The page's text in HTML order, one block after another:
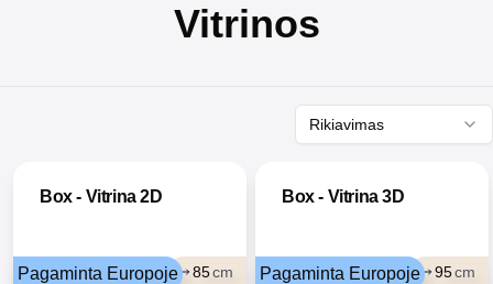
Vitrinos
Rikiavimas
Box - Vitrina 2D
85cm
Pagaminta Europoje
Box - Vitrina 3D
95cm
Pagaminta Europoje